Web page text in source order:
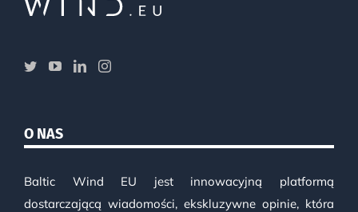
O NAS
Baltic Wind EU jest innowacyjną platformą
dostarczającą wiadomości, ekskluzywne opinie, która